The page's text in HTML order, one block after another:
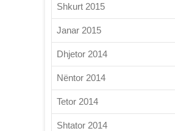
Shkurt 2015
Janar 2015
Dhjetor 2014
Nëntor 2014
Tetor 2014
Shtator 2014